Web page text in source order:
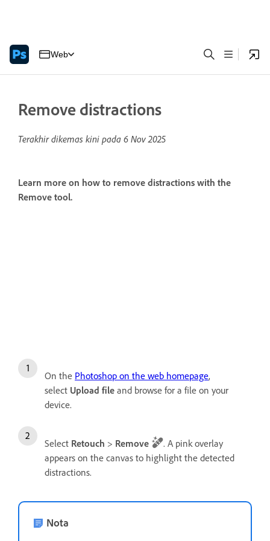
Web
Remove distractions
Terakhir dikemas kini pada 6 Nov 2025
Learn more on how to remove distractions with the
Remove tool.
On the Photoshop on the web homepage,
select Upload file and browse for a file on your
device.
Select Retouch > Remove
. A pink overlay
appears on the canvas to highlight the detected
distractions.
Nota